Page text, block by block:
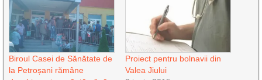
Biroul Casei de Sănătate de
la Petroșani rămâne
Proiect pentru bolnavii din
Valea Jiului